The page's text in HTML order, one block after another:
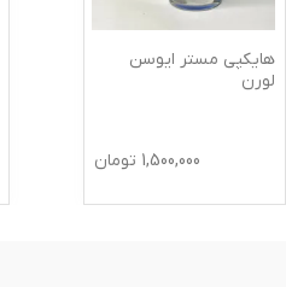
هایکپی مستر ایوسن
لورن
1,500,000 تومان